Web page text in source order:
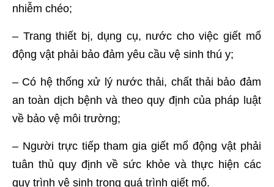
nhiễm chéo;
– Trang thiết bị, dụng cụ, nước cho việc giết mổ
động vật phải bảo đảm yêu cầu vệ sinh thú y;
– Có hệ thống xử lý nước thải, chất thải bảo đảm
an toàn dịch bệnh và theo quy định của pháp luật
về bảo vệ môi trường;
– Người trực tiếp tham gia giết mổ động vật phải
tuân thủ quy định về sức khỏe và thực hiện các
quy trình vệ sinh trong quá trình giết mổ.